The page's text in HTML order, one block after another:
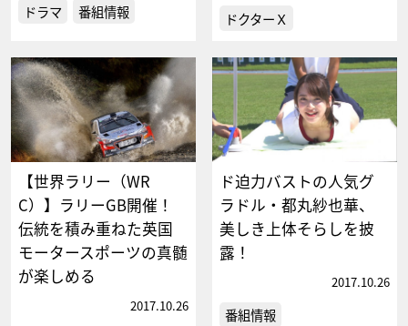
ドラマ 番組情報
ドクターＸ
【世界ラリー（WR
C）】ラリーGB開催！
伝統を積み重ねた英国
モータースポーツの真髄
が楽しめる
2017.10.26
ド迫力バストの人気グ
ラドル・都丸紗也華、
美しき上体そらしを披
露！
2017.10.26
番組情報